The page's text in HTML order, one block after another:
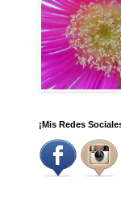
¡Mis Redes